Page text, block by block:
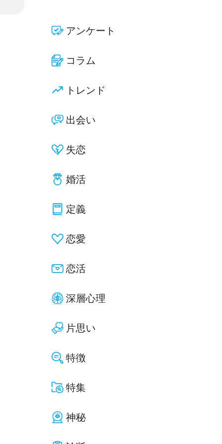
アンケート
コラム
トレンド
出会い
失恋
婚活
定義
恋愛
恋活
深層心理
片思い
特徴
特集
神秘